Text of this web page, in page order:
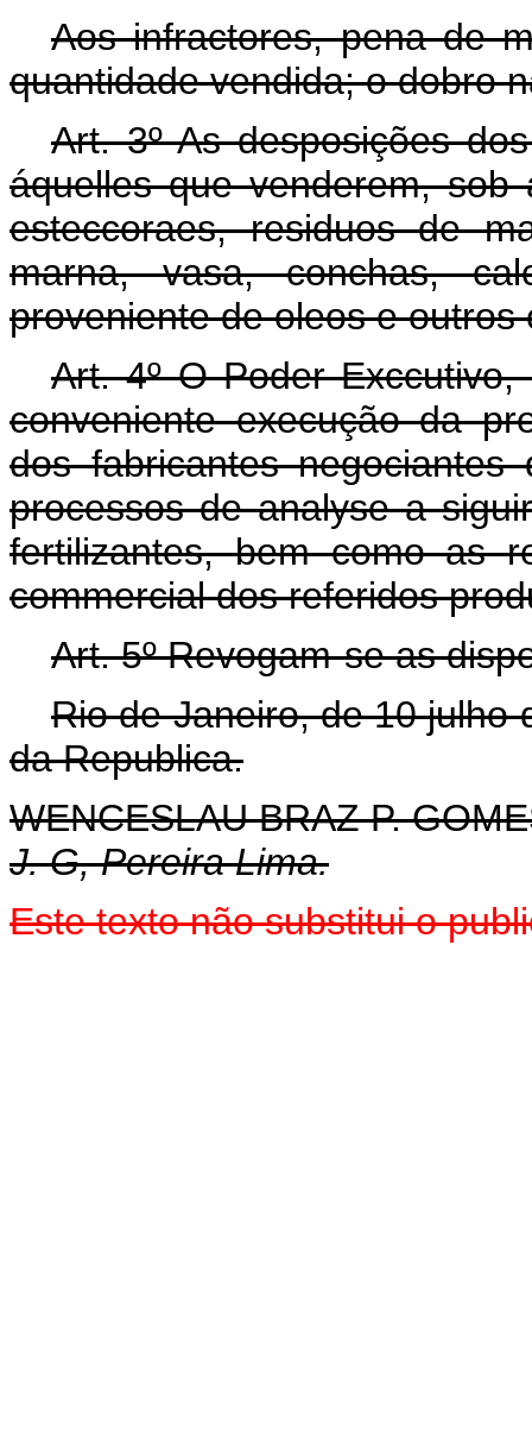
Aos infractores, pena de
quantidade vendida; o dobro
Art.3º As desposições
áquelles que venderem, sob
esteccoraes, residuos de
marna, vasa, conchas,
proveniente de oleos e outros
Art.4º O Poder Exccutivo,
conveniente execução da
dos fabricantes
processos de analyse a
fertilizantes, bem como as
commercial dos referidos
Art.5º Revogam-se as
Rio de Janeiro, de 10 julho
da Republica.
WENCESLAU BRAZ P.
J. G, Pereira Lima.
Este texto não substitui o